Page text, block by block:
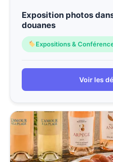
Exposition photos
douanes
Expositions &
Voir les